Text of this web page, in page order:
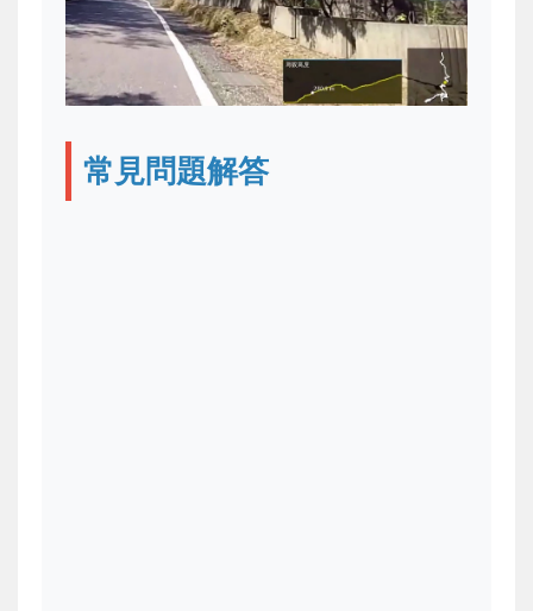
常見問題解答